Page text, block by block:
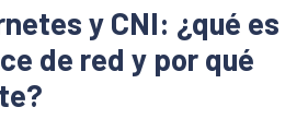
y CNI: ¿qué es
de red y por qué